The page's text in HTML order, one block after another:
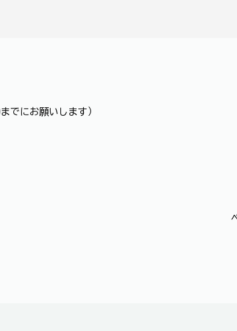
でにお願いします）